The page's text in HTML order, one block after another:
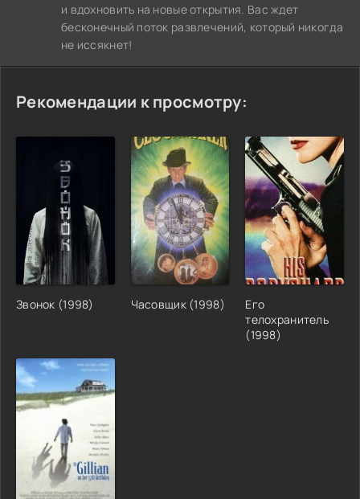
и вдохновить на новые открытия. Вас ждет
бесконечный поток развлечений, который никогда
не иссякнет!
Рекомендации к просмотру:
Звонок (1998) Часовщик (1998)
Его
телохранитель
(1998)